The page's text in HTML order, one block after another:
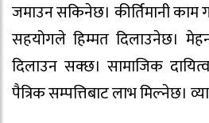
जमाउन सकिनेछ। कीर्तिमानी काम
सहयोगले हिम्मत दिलाउनेछ।
दिलाउन सक्छ। सामाजिक
पैत्रिक सम्पत्तिबाट लाभ मिल्नेछ।